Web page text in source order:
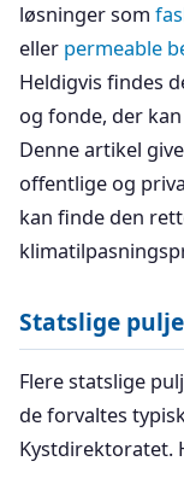
løsninger som
eller permeable
Heldigvis findes
og fonde, der
Denne artikel
offentlige og
kan finde den
Statslige
Flere statslige
de forvaltes
Kystdirektoratet.